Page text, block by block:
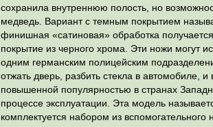
сохранила внутреннюю полость, но
медведь. Вариант с темным покрытием
финишная «сатиновая» обработка
покрытие из черного хрома. Эти ножи могут
одним германским полицейским
отжать дверь, разбить стекла в
повышенной популярностью в странах
процессе эксплуатации. Эта модель
комплектуется набором из